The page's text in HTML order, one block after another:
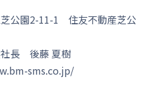
園2-11-1 住友不動産芝公
後藤 夏樹
sms.co.jp/